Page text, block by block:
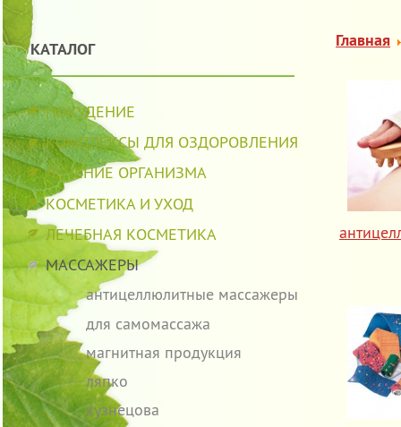
КАТАЛОГ
ПОХУДЕНИЕ
КОМПЛЕКСЫ ДЛЯ ОЗДОРОВЛЕНИЯ
ЛЕЧЕНИЕ ОРГАНИЗМА
КОСМЕТИКА И УХОД
ЛЕЧЕБНАЯ КОСМЕТИКА
МАССАЖЕРЫ
антицеллюлитные массажеры
для самомассажа
магнитная продукция
ляпко
кузнецова
Главная